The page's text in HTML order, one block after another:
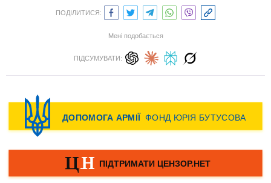
ПОДІЛИТИСЯ:
Мені подобається
ПІДСУМУВАТИ: